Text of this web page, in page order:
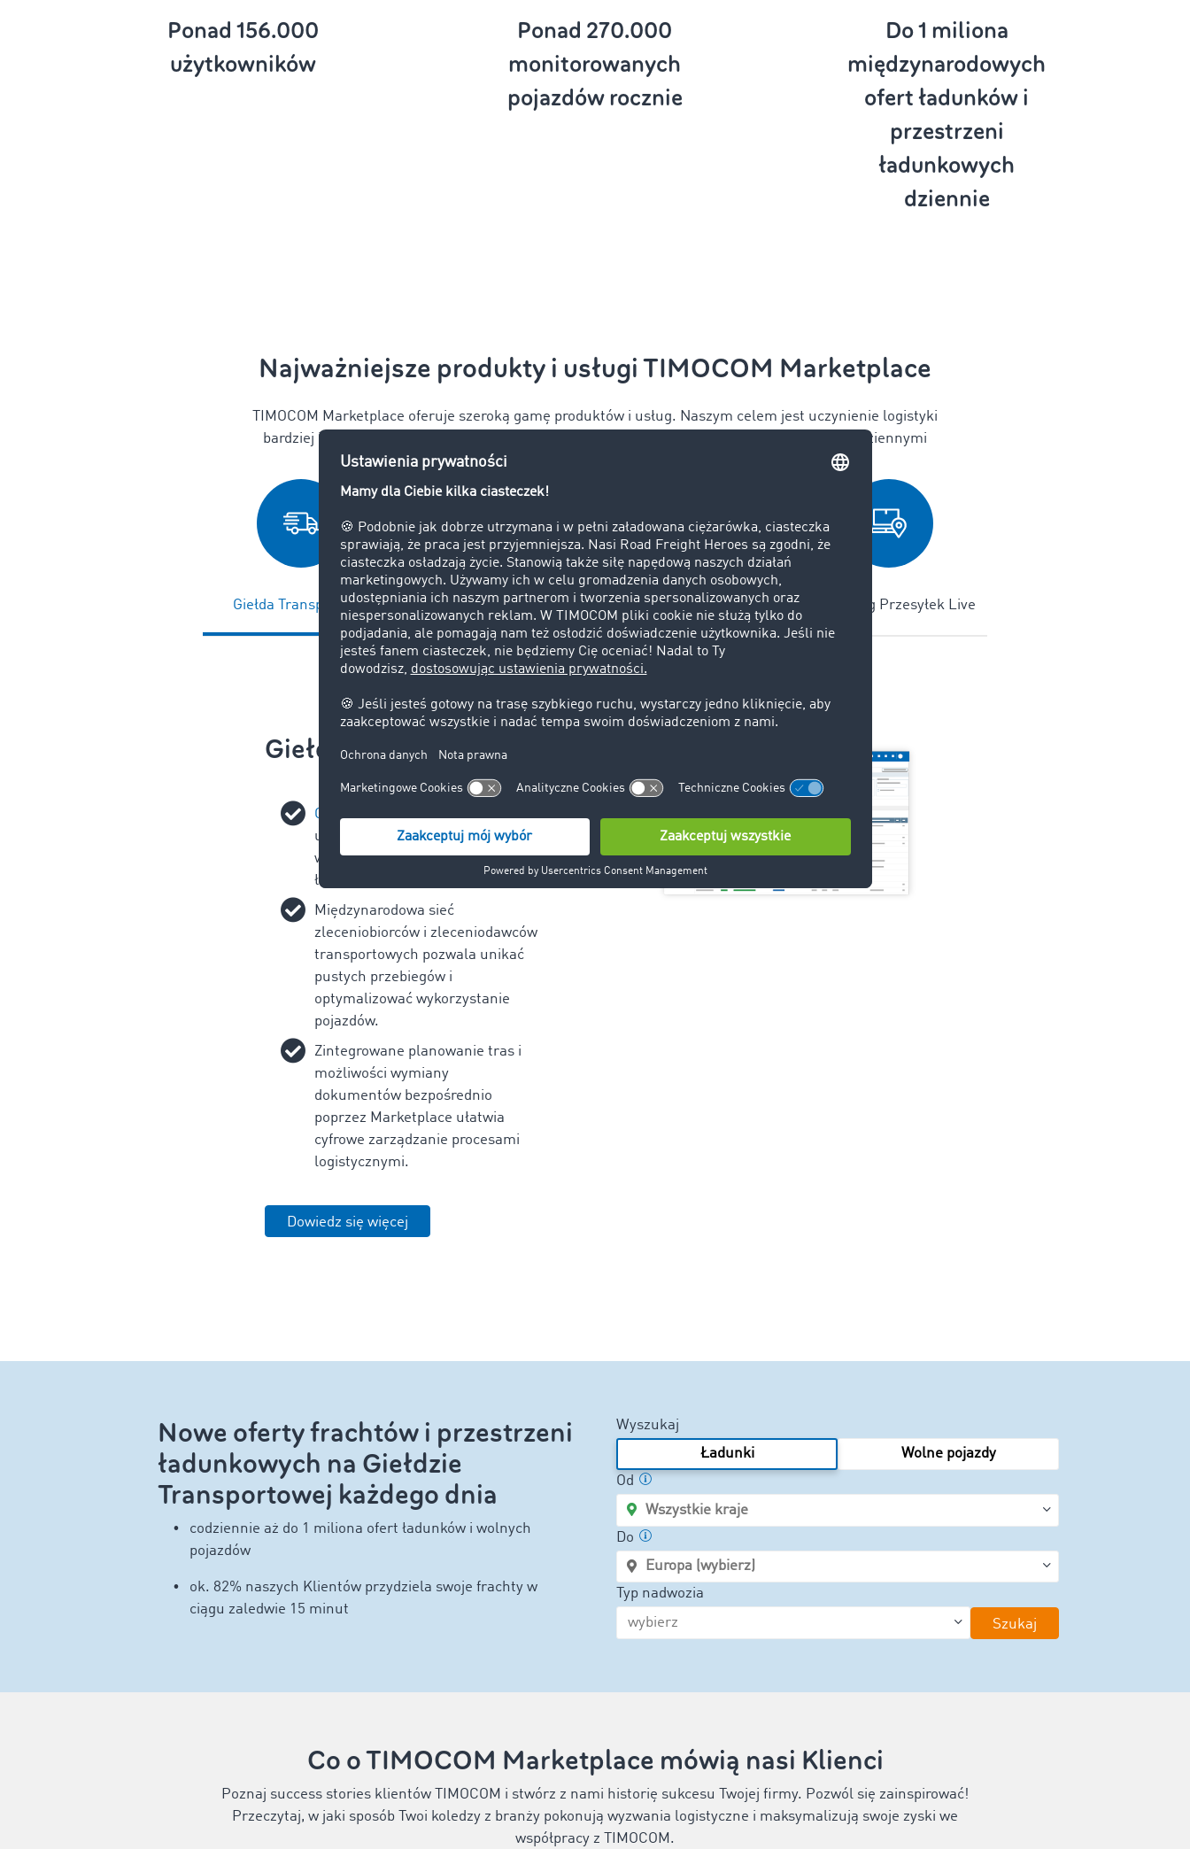
Ponad 156.000
użytkowników
Ponad 270.000
monitorowanych
pojazdów rocznie
Do 1 miliona
międzynarodowych
ofert ładunków i
przestrzeni
ładunkowych
dziennie
Najważniejsze produkty i usługi TIMOCOM Marketplace
TIMOCOM Marketplace oferuje szeroką gamę produktów i usług. Naszym celem jest uczynienie logistyki
bardziej intuicyjną, bezpieczną i prostą, aby nasi użytkownicy mogli łatwiej radzić sobie z codziennymi
Giełda Transportowa Interfejsy (API) Barometr Transportowy Monitoring Przesyłek Live
Giełda Transportowa
Giełda Transportowa TIMOCOM
umożliwia firmom szybkie i łatwe
wyszukiwanie i oferowanie
ładunków oraz wolnych pojazdów.
Międzynarodowa sieć
zleceniobiorców i zleceniodawców
transportowych pozwala unikać
pustych przebiegów i
optymalizować wykorzystanie
pojazdów.
Zintegrowane planowanie tras i
możliwości wymiany
dokumentów bezpośrednio
poprzez Marketplace ułatwia
cyfrowe zarządzanie procesami
logistycznymi.
Dowiedz się więcej
Nowe oferty frachtów i przestrzeni
ładunkowych na Giełdzie
Transportowej każdego dnia
codziennie aż do 1 miliona ofert ładunków i wolnych
pojazdów
ok. 82% naszych Klientów przydziela swoje frachty w
ciągu zaledwie 15 minut
Wyszukaj
Ładunki
Wolne pojazdy
Od
Do
Typ nadwozia
Szukaj
Co o TIMOCOM Marketplace mówią nasi Klienci
Poznaj success stories klientów TIMOCOM i stwórz z nami historię sukcesu Twojej firmy. Pozwól się zainspirować!
Przeczytaj, w jaki sposób Twoi koledzy z branży pokonują wyzwania logistyczne i maksymalizują swoje zyski we
współpracy z TIMOCOM.